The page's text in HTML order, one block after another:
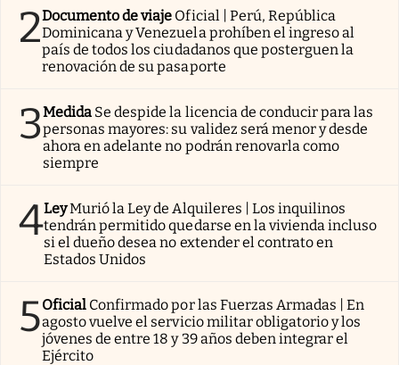
2Documento de viaje Oficial | Perú, República
Dominicana y Venezuela prohíben el ingreso al
país de todos los ciudadanos que posterguen la
renovación de su pasaporte
3Medida Se despide la licencia de conducir para las
personas mayores: su validez será menor y desde
ahora en adelante no podrán renovarla como
siempre
4LeyMurió la Ley de Alquileres | Los inquilinos
tendrán permitido quedarse en la vivienda incluso
si el dueño desea no extender el contrato en
Estados Unidos
5Oficial Confirmado por las Fuerzas Armadas | En
agosto vuelve el servicio militar obligatorio y los
jóvenes de entre 18 y 39 años deben integrar el
Ejército